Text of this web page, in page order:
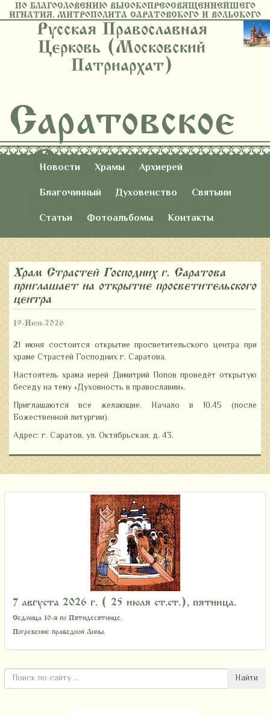
ПО БЛАГОСЛОВЕНИЮ ВЫСОКОПРЕОСВЯЩЕННЕЙШЕГО
ИГНАТИЯ, МИТРОПОЛИТА САРАТОВСКОГО И ВОЛЬСКОГО
Русская Православная
Церковь (Московский
Патриархат)
Саратовское
Восточное
Благочиние
Новости Храмы
Архиерей
Благочинный
Духовенство
Святыни
Статьи
Фотоальбомы Контакты
Храм Страстей Господних г. Саратова
приглашает на открытие просветительского
центра
19-Июн-2026
21 июня состоится открытие просветительского центра при
храме Страстей Господних г. Саратова.
Настоятель храма иерей Димитрий Попов проведёт открытую
беседу на тему «Духовность в православии».
Приглашаются все желающие. Начало в 10.45 (после
Божественной литургии).
Адрес: г. Саратов, ул. Октябрьская, д. 43.
7 августа 2026 г. ( 25 июля ст.ст.), пятница.
Седмица 10-я по Пятидесятнице.
Погребение праведной Анны.
Найти